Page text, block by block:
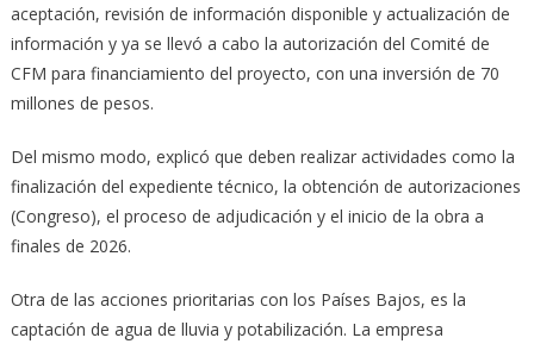
aceptación, revisión de información disponible y actualización de
información y ya se llevó a cabo la autorización del Comité de
CFM para financiamiento del proyecto, con una inversión de 70
millones de pesos.
Del mismo modo, explicó que deben realizar actividades como la
finalización del expediente técnico, la obtención de autorizaciones
(Congreso), el proceso de adjudicación y el inicio de la obra a
finales de 2026.
Otra de las acciones prioritarias con los Países Bajos, es la
captación de agua de lluvia y potabilización. La empresa